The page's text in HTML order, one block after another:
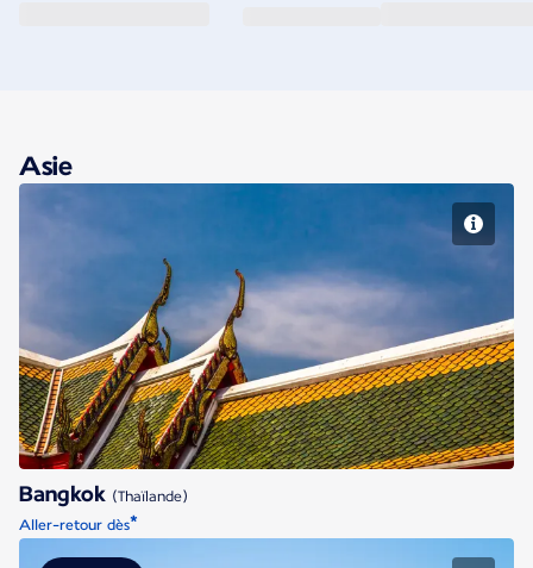
Asie
Bangkok
Bangkok (Thaïlande)
Aller-retour dès*